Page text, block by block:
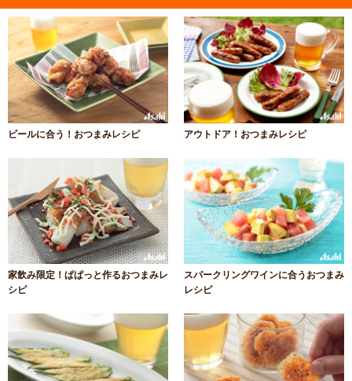
ビールに合う！おつまみレシピ アウトドア！おつまみレシピ
家飲み限定！ぱぱっと作るおつまみレ
シピ
スパークリングワインに合うおつまみ
レシピ